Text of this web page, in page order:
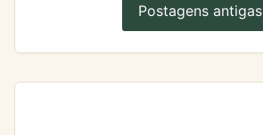
Postagens antigas